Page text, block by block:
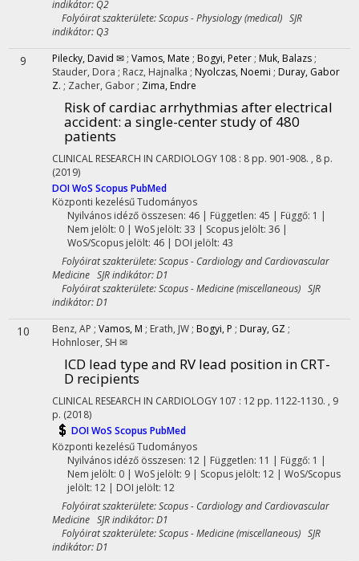
indikátor: Q2
Folyóirat szakterülete: Scopus - Physiology (medical) SJR
indikátor: Q3
9 Pilecky, David ✉ ; Vamos, Mate ; Bogyi, Peter ; Muk, Balazs ;
Stauder, Dora ; Racz, Hajnalka ; Nyolczas, Noemi ; Duray, Gabor
Z. ; Zacher, Gabor ; Zima, Endre
Risk of cardiac arrhythmias after electrical
accident: a single-center study of 480
patients
CLINICAL RESEARCH IN CARDIOLOGY 108 : 8 pp. 901-908. , 8 p.
(2019)
DOIWoS Scopus PubMed
Központi kezelésűTudományos
Nyilvános idéző összesen: 46| Független: 45 | Függő: 1 |
Nem jelölt: 0 | WoS jelölt: 33 | Scopus jelölt: 36 |
WoS/Scopus jelölt: 46 | DOI jelölt: 43
Folyóirat szakterülete: Scopus - Cardiology and Cardiovascular
Medicine SJR indikátor: D1
Folyóirat szakterülete: Scopus - Medicine (miscellaneous) SJR
indikátor: D1
10 Benz, AP ; Vamos, M ; Erath, JW ; Bogyi, P ; Duray, GZ ;
Hohnloser, SH ✉
ICD lead type and RV lead position in CRT-
D recipients
CLINICAL RESEARCH IN CARDIOLOGY 107 : 12 pp. 1122-1130. , 9
p. (2018)
DOIWoS Scopus PubMed
Központi kezelésűTudományos
Nyilvános idéző összesen: 12| Független: 11 | Függő: 1 |
Nem jelölt: 0 | WoS jelölt: 9 | Scopus jelölt: 12 | WoS/Scopus
jelölt: 12 | DOI jelölt: 12
Folyóirat szakterülete: Scopus - Cardiology and Cardiovascular
Medicine SJR indikátor: D1
Folyóirat szakterülete: Scopus - Medicine (miscellaneous) SJR
indikátor: D1